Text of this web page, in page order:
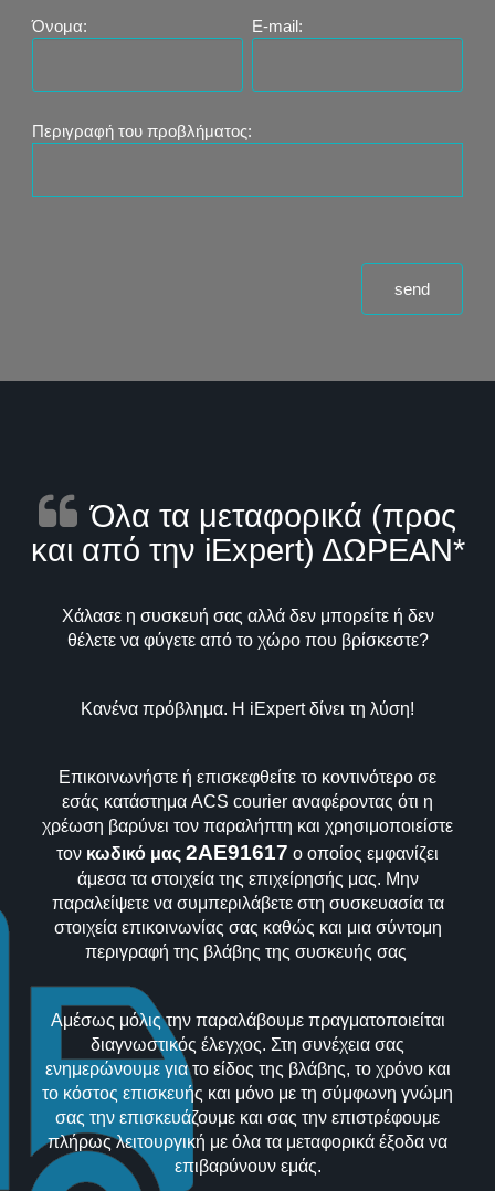
Όνομα: E-mail:
Περιγραφή του προβλήματος:
Όλα τα μεταφορικά (προς
και από την iExpert) ΔΩΡΕΑΝ*
Χάλασε η συσκευή σας αλλά δεν μπορείτε ή δεν
θέλετε να φύγετε από το χώρο που βρίσκεστε?
Κανένα πρόβλημα. Η iExpert δίνει τη λύση!
Επικοινωνήστε ή επισκεφθείτε το κοντινότερο σε
εσάς κατάστημα ACS courier αναφέροντας ότι η
χρέωση βαρύνει τον παραλήπτη και χρησιμοποιείστε
τον κωδικό μας 2AE91617 ο οποίος εμφανίζει
άμεσα τα στοιχεία της επιχείρησής μας. Μην
παραλείψετε να συμπεριλάβετε στη συσκευασία τα
στοιχεία επικοινωνίας σας καθώς και μια σύντομη
περιγραφή της βλάβης της συσκευής σας
Αμέσως μόλις την παραλάβουμε πραγματοποιείται
διαγνωστικός έλεγχος. Στη συνέχεια σας
ενημερώνουμε για το είδος της βλάβης, το χρόνο και
το κόστος επισκευής και μόνο με τη σύμφωνη γνώμη
σας την επισκευάζουμε και σας την επιστρέφουμε
πλήρως λειτουργική με όλα τα μεταφορικά έξοδα να
επιβαρύνουν εμάς.